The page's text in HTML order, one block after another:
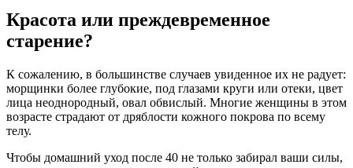
Красота или преждевременное
старение?
К сожалению, в большинстве случаев увиденное их не радует:
морщинки более глубокие, под глазами круги или отеки, цвет
лица неоднородный, овал обвислый. Многие женщины в этом
возрасте страдают от дряблости кожного покрова по всему
телу.
Чтобы домашний уход после 40 не только забирал ваши силы,